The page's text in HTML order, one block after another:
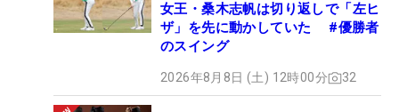
女王・桑木志帆は切り返しで「左ヒ
ザ」を先に動かしていた #優勝者
のスイング
2026年8月8日 (土) 12時00分 32